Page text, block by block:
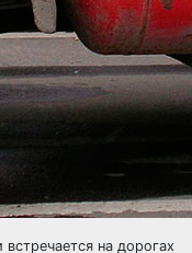
на дорогах